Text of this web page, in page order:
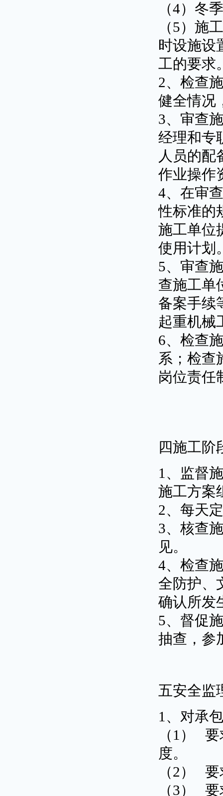
（4）冬
（5）施
时设施设
工的要求
2、检查
健全情况
3、审查
经理和专
人员的配
作业操作
4、在审
性标准的
施工单位
使用计划
5、审查
查施工单
备案手续
起重机械
6、检查
系；检查
岗位责任
四施工阶
1、监督
施工方案
2、每天
3、核查
见。
4、检查
全防护、
确认所发
5、督促
抽查，参
五安全监
1、对承
（1）
度。
（2）
（3）